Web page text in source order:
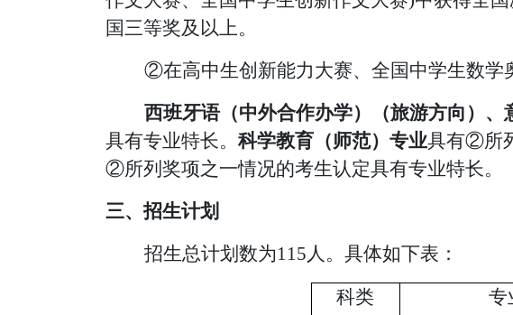
国三等奖及以上。
②在高中生创新能力大赛、全国中学生数学
西班牙语（中外合作办学）（旅游方向）、
具有专业特长。 科学教育（师范） 专业具有②所
②所列奖项之一情况的考生认定具有专业特长。
三、招生计划
招生总计划数为115人。具体如下表：
科类
专